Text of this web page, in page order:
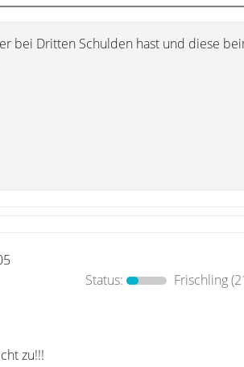
bei Dritten Schulden hast und diese
Status:
Frischling
zu!!!